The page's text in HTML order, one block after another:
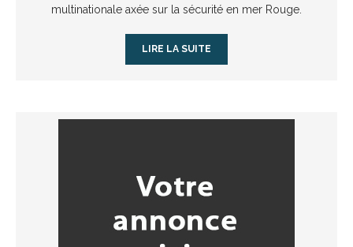
multinationale axée sur la sécurité en mer Rouge.
LIRE LA SUITE